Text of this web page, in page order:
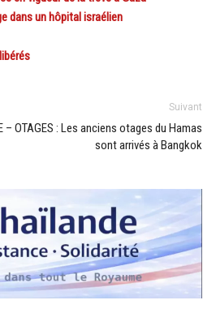
dans un hôpital israélien
Suivant
– OTAGES : Les anciens otages du Hamas
sont arrivés à Bangkok